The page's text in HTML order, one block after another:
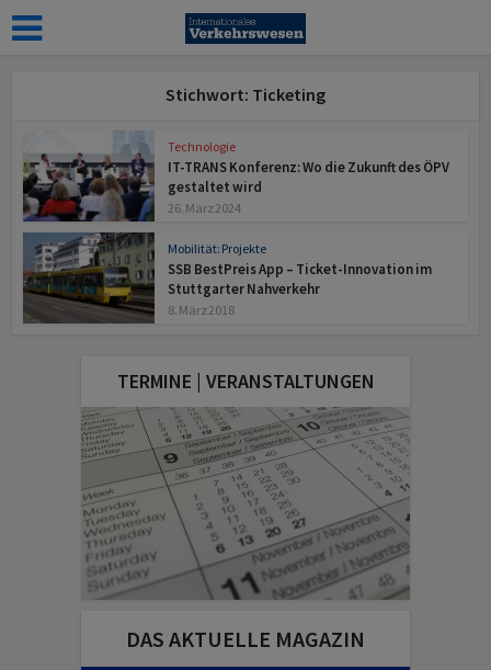
Stichwort: Ticketing
Technologie
IT-TRANS Konferenz: Wo die Zukunft des ÖPV
gestaltet wird
26. März 2024
Mobilität: Projekte
SSB BestPreis App – Ticket-Innovation im
Stuttgarter Nahverkehr
8. März 2018
TERMINE | VERANSTALTUNGEN
DAS AKTUELLE MAGAZIN